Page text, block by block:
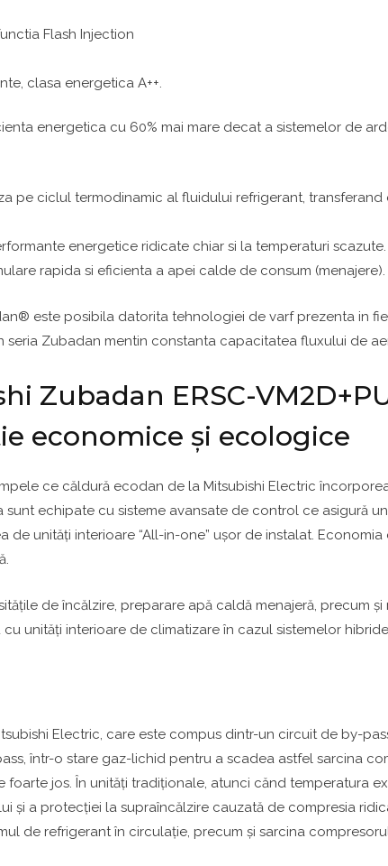
Flash Injection
clasa energetica A++.
energetica cu 60% mai mare decat a sistemelor de
pe ciclul termodinamic al fluidului refrigerant,
energetice ridicate chiar si la temperaturi
rapida si eficienta a apei calde de consum (menajere).
este posibila datorita tehnologiei de varf prezenta in
seria Zubadan mentin constanta capacitatea fluxului de
Zubadan ERSC-
economice și ecologice
ce căldură ecodan de la Mitsubishi Electric
sunt echipate cu sisteme avansate de control ce asigură
unități interioare “All-in-one” ușor de instalat.
de încălzire, preparare apă caldă menajeră, precum
unități interioare de climatizare în cazul sistemelor
Electric, care este compus dintr-un circuit de by-
într-o stare gaz-lichid pentru a scadea astfel sarcina
jos. În unități tradiționale, atunci cănd temperatura
și a protecției la supraîncălzire cauzată de compresia
de refrigerant în circulație, precum și sarcina